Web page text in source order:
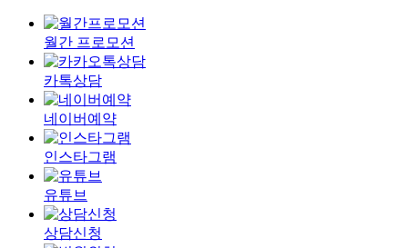
월간 프로모션
카톡상담
네이버예약
인스타그램
유튜브
상담신청